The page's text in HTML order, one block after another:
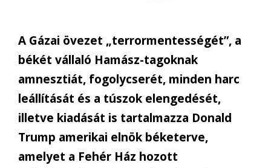
A Gázai övezet „terrormentességét”, a
békét vállaló Hamász-tagoknak
amnesztiát, fogolycserét, minden harc
leállítását és a túszok elengedését,
illetve kiadását is tartalmazza Donald
Trump amerikai elnök béketerve,
amelyet a Fehér Ház hozott